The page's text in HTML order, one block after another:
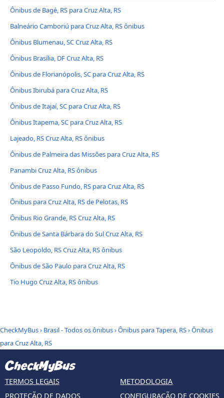
Ônibus de Bagé, RS para Cruz Alta, RS
Balneário Camboriú para Cruz Alta, RS ônibus
Ônibus Blumenau, SC Cruz Alta, RS
Ônibus Brasília, DF Cruz Alta, RS
Ônibus de Florianópolis, SC para Cruz Alta, RS
Ônibus Ibirubá para Cruz Alta, RS
Ônibus de Itajaí, SC para Cruz Alta, RS
Ônibus Itapema, SC para Cruz Alta, RS
Lajeado, RS Cruz Alta, RS ônibus
Ônibus de Palmeira das Missões para Cruz Alta, RS
Panambi Cruz Alta, RS ônibus
Ônibus de Passo Fundo, RS para Cruz Alta, RS
Ônibus para Cruz Alta, RS de Pelotas, RS
Ônibus Rio Grande, RS Cruz Alta, RS
Ônibus de Santa Bárbara do Sul Cruz Alta, RS
São Leopoldo, RS Cruz Alta, RS ônibus
Ônibus de São Paulo para Cruz Alta, RS
Tio Hugo Cruz Alta, RS ônibus
CheckMyBus› Brasil - Todos os ônibus›Ônibus para Tapera, RS›Ônibus
para Cruz Alta, RS
TERMOS LEGAIS
PROTEÇÃO DE DADOS
METODOLOGIA
CONFIGURAÇÃO DE COOKIES